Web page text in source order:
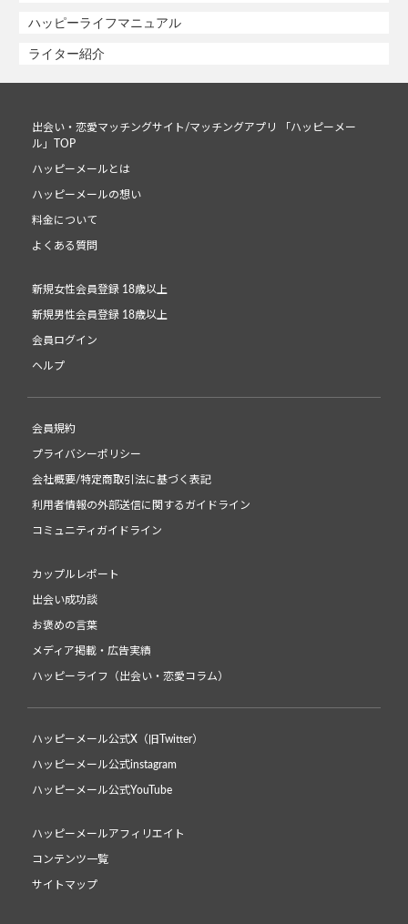
ハッピーライフマニュアル
ライター紹介
出会い・恋愛マッチングサイト/マッチングアプリ 「ハッピーメー
ル」TOP
ハッピーメールとは
ハッピーメールの想い
料金について
よくある質問
新規女性会員登録 18歳以上
新規男性会員登録 18歳以上
会員ログイン
ヘルプ
会員規約
プライバシーポリシー
会社概要/特定商取引法に基づく表記
利用者情報の外部送信に関するガイドライン
コミュニティガイドライン
カップルレポート
出会い成功談
お褒めの言葉
メディア掲載・広告実績
ハッピーライフ（出会い・恋愛コラム）
ハッピーメール公式X（旧Twitter）
ハッピーメール公式instagram
ハッピーメール公式YouTube
ハッピーメールアフィリエイト
コンテンツ一覧
サイトマップ